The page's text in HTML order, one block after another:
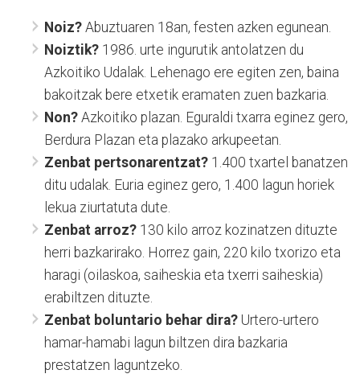
Noiz? Abuztuaren 18an, festen azken egunean.
Noiztik? 1986. urte ingurutik antolatzen du
Azkoitiko Udalak. Lehenago ere egiten zen, baina
bakoitzak bere etxetik eramaten zuen bazkaria.
Non? Azkoitiko plazan. Eguraldi txarra eginez gero,
Berdura Plazan eta plazako arkupeetan.
Zenbat pertsonarentzat? 1.400 txartel banatzen
ditu udalak. Euria eginez gero, 1.400 lagun horiek
lekua ziurtatuta dute.
Zenbat arroz? 130 kilo arroz kozinatzen dituzte
herri bazkarirako. Horrez gain, 220 kilo txorizo eta
haragi (oilaskoa, saiheskia eta txerri saiheskia)
erabiltzen dituzte.
Zenbat boluntario behar dira? Urtero-urtero
hamar-hamabi lagun biltzen dira bazkaria
prestatzen laguntzeko.